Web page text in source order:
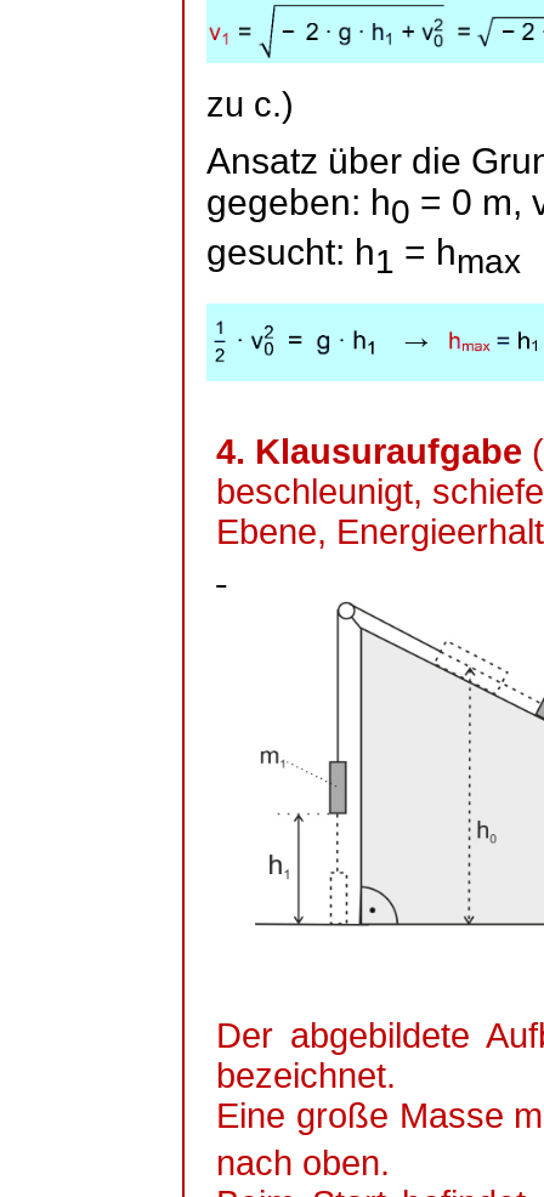
zu c.)
Ansatz über die
gegeben: h0 = 0 m,
gesucht: h1 = hmax
4. Klausuraufgabe
beschleunigt, schiefe
Ebene,
Der abgebildete
bezeichnet.
Eine große Masse m
nach oben.